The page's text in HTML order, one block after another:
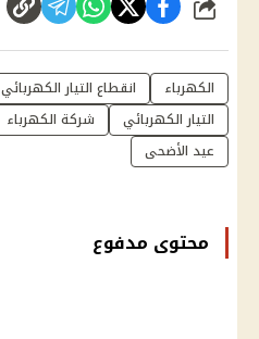
شارك
الكهرباء انقطاع التيار الكهربائي
التيار الكهربائي
شركة الكهرباء
عيد الأضحى
محتوى مدفوع